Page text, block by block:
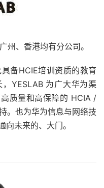
州、香港均有分公司。
备HCIE培训资质的教育
YESLAB 为广大华为渠
质量和高保障的 HCIA /
。也为华为信息与网络技
未来的、大门。